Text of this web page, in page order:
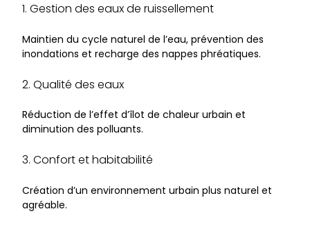
1. Gestion des eaux de ruissellement
Maintien du cycle naturel de l’eau, prévention des
inondations et recharge des nappes phréatiques.
2. Qualité des eaux
Réduction de l’effet d’îlot de chaleur urbain et
diminution des polluants.
3. Confort et habitabilité
Création d’un environnement urbain plus naturel et
agréable.